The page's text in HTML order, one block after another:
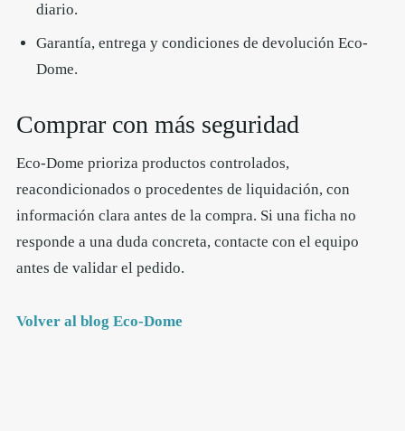
diario.
Garantía, entrega y condiciones de devolución Eco-
Dome.
Comprar con más seguridad
Eco-Dome prioriza productos controlados,
reacondicionados o procedentes de liquidación, con
información clara antes de la compra. Si una ficha no
responde a una duda concreta, contacte con el equipo
antes de validar el pedido.
Volver al blog Eco-Dome